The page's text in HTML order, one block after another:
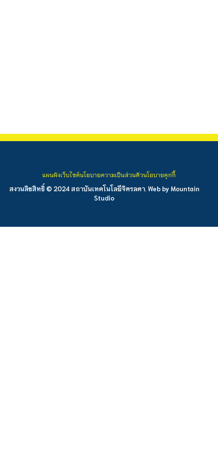
สงวนลิขสิทธิ์ © 2024 สถาบันเทคโนโลยีจิตรลดา. Web by Mountain
Studio
แผนผังเว็บไซต์นโยบายความเป็นส่วนตัวนโยบายคุกกี้